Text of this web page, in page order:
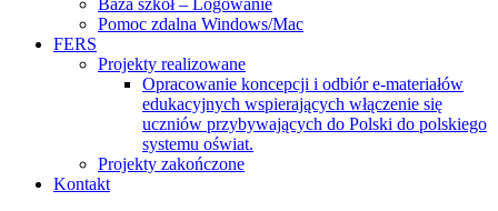
Baza szkół – Logowanie
Pomoc zdalna Windows/Mac
FERS
Projekty realizowane
Opracowanie koncepcji i odbiór e-materiałów
edukacyjnych wspierających włączenie się
uczniów przybywających do Polski do polskiego
systemu oświat.
Projekty zakończone
Kontakt